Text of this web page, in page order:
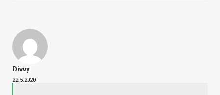
Divvy
22.5.2020